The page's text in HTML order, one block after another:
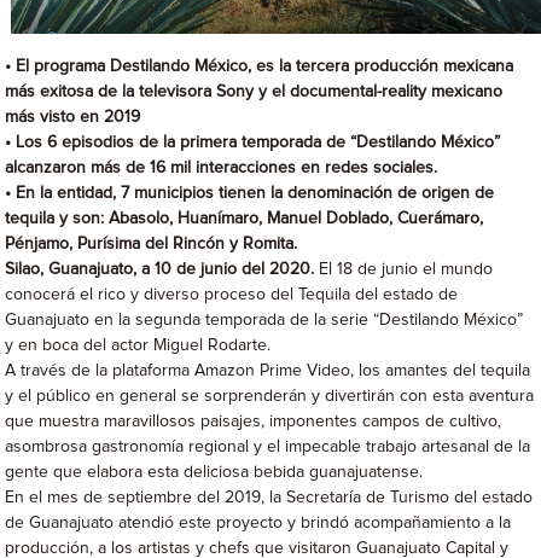
• El programa Destilando México, es la tercera producción mexicana
más exitosa de la televisora Sony y el documental-reality mexicano
más visto en 2019
• Los 6 episodios de la primera temporada de “Destilando México”
alcanzaron más de 16 mil interacciones en redes sociales.
• En la entidad, 7 municipios tienen la denominación de origen de
tequila y son: Abasolo, Huanímaro, Manuel Doblado, Cuerámaro,
Pénjamo, Purísima del Rincón y Romita.
Silao, Guanajuato, a 10 de junio del 2020. El 18 de junio el mundo
conocerá el rico y diverso proceso del Tequila del estado de
Guanajuato en la segunda temporada de la serie “Destilando México”
y en boca del actor Miguel Rodarte.
A través de la plataforma Amazon Prime Video, los amantes del tequila
y el público en general se sorprenderán y divertirán con esta aventura
que muestra maravillosos paisajes, imponentes campos de cultivo,
asombrosa gastronomía regional y el impecable trabajo artesanal de la
gente que elabora esta deliciosa bebida guanajuatense.
En el mes de septiembre del 2019, la Secretaría de Turismo del estado
de Guanajuato atendió este proyecto y brindó acompañamiento a la
producción, a los artistas y chefs que visitaron Guanajuato Capital y